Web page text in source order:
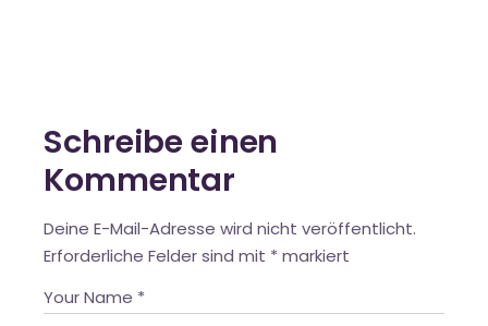
Schreibe einen
Kommentar
Deine E-Mail-Adresse wird nicht veröffentlicht.
Erforderliche Felder sind mit * markiert